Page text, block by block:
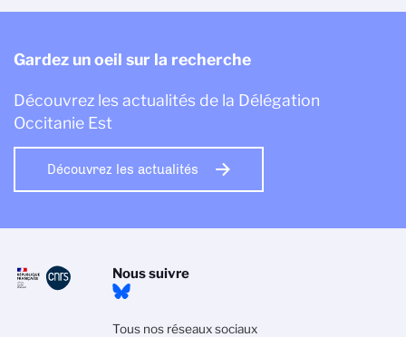
Gardez un oeil sur la recherche
Découvrez les actualités de la Délégation
Occitanie Est
Découvrez les actualités
Nous suivre
Tous nos réseaux sociaux